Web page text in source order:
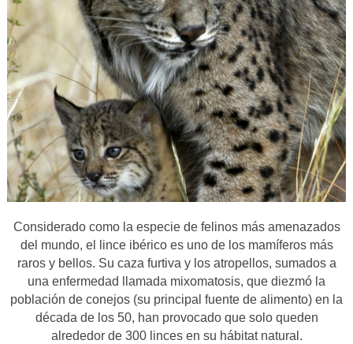
Considerado como la especie de felinos más amenazados
del mundo, el lince ibérico es uno de los mamíferos más
raros y bellos. Su caza furtiva y los atropellos, sumados a
una enfermedad llamada mixomatosis, que diezmó la
población de conejos (su principal fuente de alimento) en la
década de los 50, han provocado que solo queden
alrededor de 300 linces en su hábitat natural.